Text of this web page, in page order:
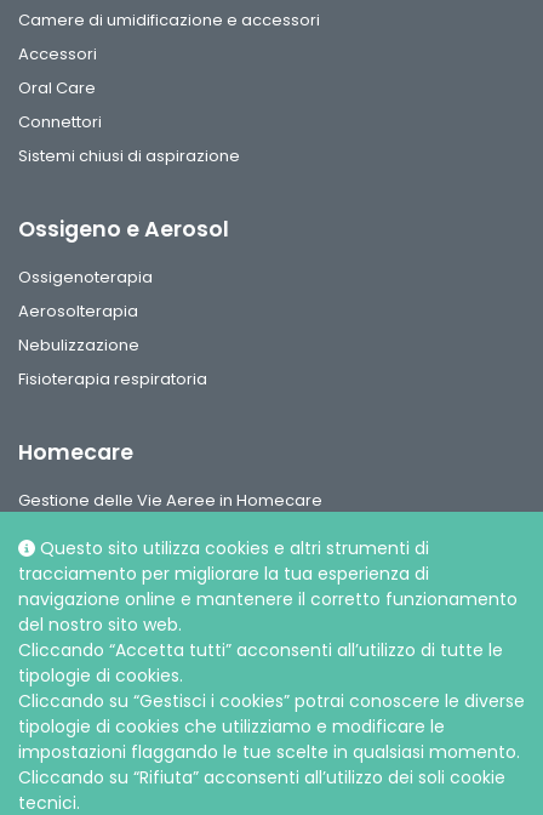
Questo sito utilizza cookies e altri strumenti di
tracciamento per migliorare la tua esperienza di
navigazione online e mantenere il corretto funzionamento
del nostro sito web.
Cliccando “Accetta tutti” acconsenti all’utilizzo di tutte le
tipologie di cookies.
Cliccando su “Gestisci i cookies” potrai conoscere le diverse
tipologie di cookies che utilizziamo e modificare le
impostazioni flaggando le tue scelte in qualsiasi momento.
Cliccando su “Rifiuta” acconsenti all’utilizzo dei soli cookie
tecnici.
Camere di umidificazione e accessori
Accessori
Oral Care
Connettori
Sistemi chiusi di aspirazione
Ossigeno e Aerosol
Ossigenoterapia
Aerosolterapia
Nebulizzazione
Fisioterapia respiratoria
Homecare
Gestione delle Vie Aeree in Homecare
Gamma Ossigeno & Aerosol Terapia Home Care
Social media